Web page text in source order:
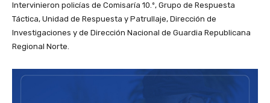
Intervinieron policías de Comisaría 10.º, Grupo de Respuesta
Táctica, Unidad de Respuesta y Patrullaje, Dirección de
Investigaciones y de Dirección Nacional de Guardia Republicana
Regional Norte.